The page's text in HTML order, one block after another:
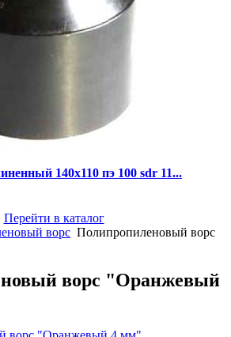
140x110 пэ 100 sdr 11...
Перейти в каталог
ворс Полипропиленовый ворс
ворс "Оранжевый